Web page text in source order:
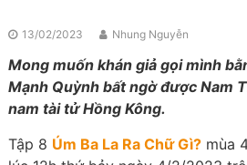
13/02/2023 Nhung Nguyễn
Mong muốn khán giả gọi mình
Mạnh Quỳnh bất ngờ được Nam
nam tài tử Hồng Kông.
Tập 8 Úm Ba La Ra Chữ Gì?mùa